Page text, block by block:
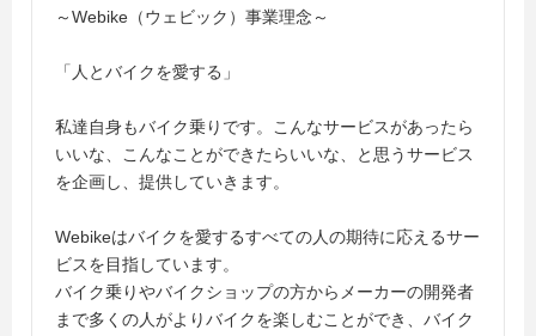
～Webike（ウェビック）事業理念～
「人とバイクを愛する」
私達自身もバイク乗りです。こんなサービスがあったら
いいな、こんなことができたらいいな、と思うサービス
を企画し、提供していきます。
Webikeはバイクを愛するすべての人の期待に応えるサー
ビスを目指しています。
バイク乗りやバイクショップの方からメーカーの開発者
まで多くの人がよりバイクを楽しむことができ、バイク